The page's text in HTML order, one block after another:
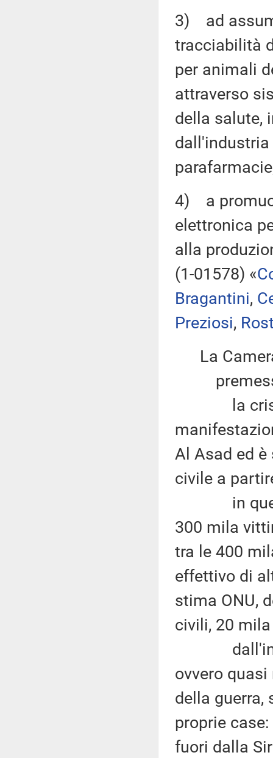
3) ad
tracciabilità
per animali
attraverso
della salute,
4) a
elettronica
alla
(1-01578) «
Bragantini,
Preziosi,
La
la crisi
Al Asad ed è
civile a
in questi
300 mila
tra le 400
effettivo di
stima ONU,
civili, 20
dall'inizio
ovvero
della guerra,
proprie
fuori dalla